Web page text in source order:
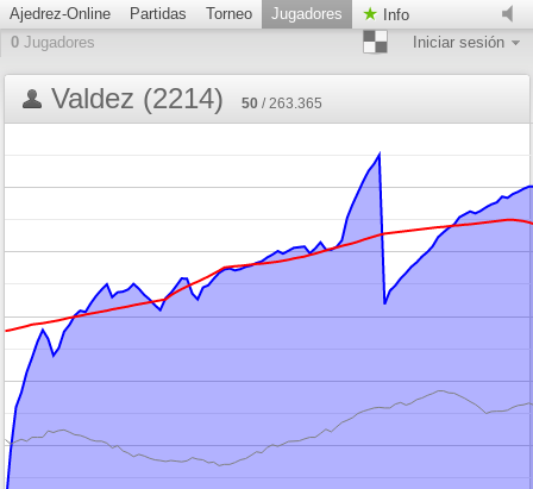
Ajedrez-Online Partidas Torneo Jugadores
Info
0 Jugadores Iniciar sesión
Valdez (2214) 50 / 263.365